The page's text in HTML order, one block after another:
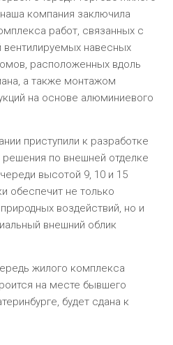
компания заключила
работ, связанных с
вентилируемых навесных
расположенных вдоль
а также монтажом
на основе алюминиевого
приступили к разработке
по внешней отделке
высотой 9, 10 и 15
обеспечит не только
воздействий, но и
внешний облик
жилого комплекса
на месте бывшего
будет сдана к